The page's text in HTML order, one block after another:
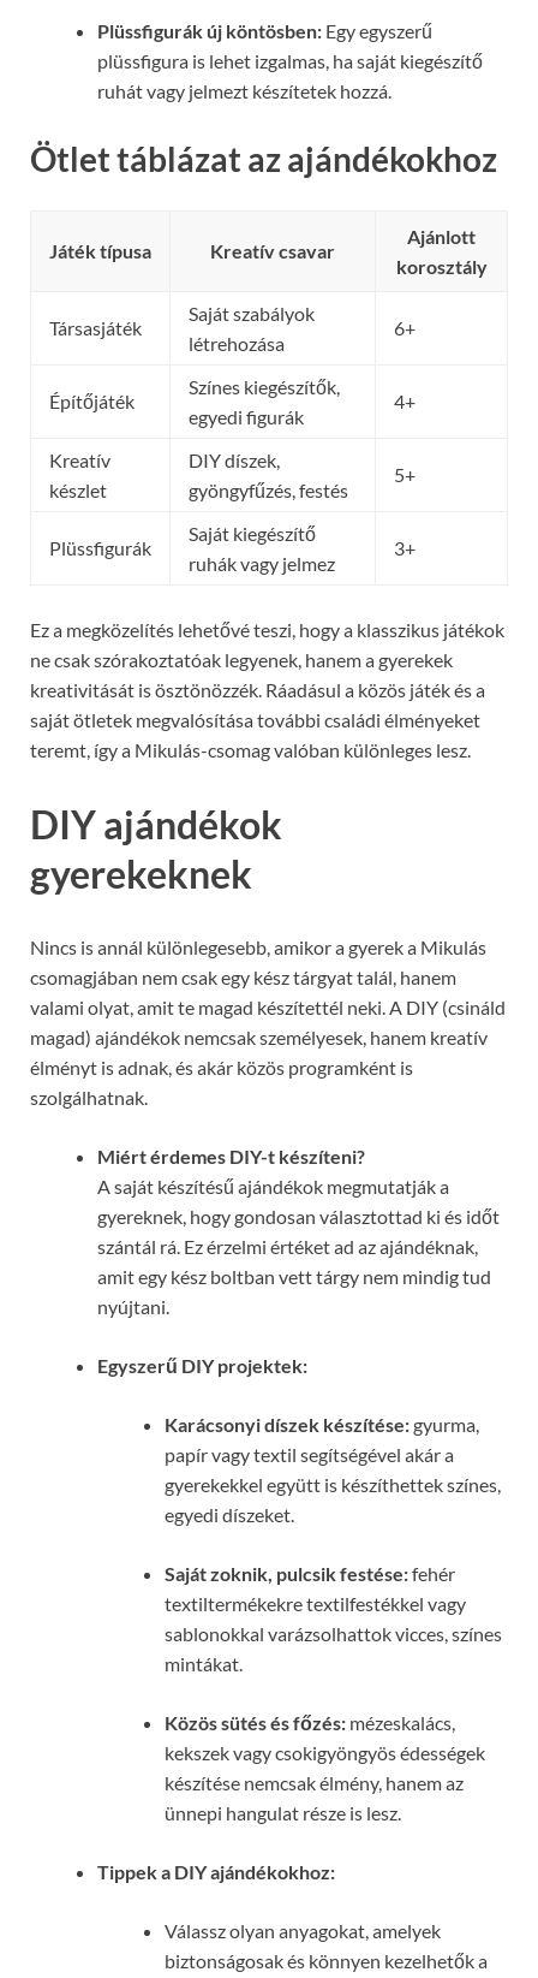
Plüssfigurák új köntösben: Egy egyszerű
plüssfigura is lehet izgalmas, ha saját kiegészítő
ruhát vagy jelmezt készítetek hozzá.
Ötlet táblázat az ajándékokhoz
Játék típusa Kreatív csavar
Ajánlott
korosztály
Társasjáték
Saját szabályok
létrehozása
6+
Építőjáték
Színes kiegészítők,
egyedi figurák
4+
Kreatív
készlet
DIY díszek,
gyöngyfűzés, festés
5+
Plüssfigurák
Saját kiegészítő
ruhák vagy jelmez
3+
Ez a megközelítés lehetővé teszi, hogy a klasszikus játékok
ne csak szórakoztatóak legyenek, hanem a gyerekek
kreativitását is ösztönözzék. Ráadásul a közös játék és a
saját ötletek megvalósítása további családi élményeket
teremt, így a Mikulás-csomag valóban különleges lesz.
DIY ajándékok
gyerekeknek
Nincs is annál különlegesebb, amikor a gyerek a Mikulás
csomagjában nem csak egy kész tárgyat talál, hanem
valami olyat, amit te magad készítettél neki. A DIY (csináld
magad) ajándékok nemcsak személyesek, hanem kreatív
élményt is adnak, és akár közös programként is
szolgálhatnak.
Miért érdemes DIY-t készíteni?
A saját készítésű ajándékok megmutatják a
gyereknek, hogy gondosan választottad ki és időt
szántál rá. Ez érzelmi értéket ad az ajándéknak,
amit egy kész boltban vett tárgy nem mindig tud
nyújtani.
Egyszerű DIY projektek:
Karácsonyi díszek készítése:gyurma,
papír vagy textil segítségével akár a
gyerekekkel együtt is készíthettek színes,
egyedi díszeket.
Saját zoknik, pulcsik festése:fehér
textiltermékekre textilfestékkel vagy
sablonokkal varázsolhattok vicces, színes
mintákat.
Közös sütés és főzés: mézeskalács,
kekszek vagy csokigyöngyös édességek
készítése nemcsak élmény, hanem az
ünnepi hangulat része is lesz.
Tippek a DIY ajándékokhoz:
Válassz olyan anyagokat, amelyek
biztonságosak és könnyen kezelhetők a